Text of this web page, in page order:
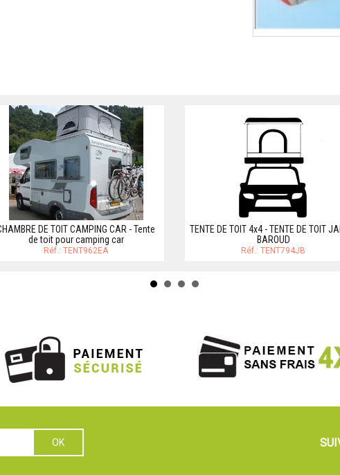
DE TOIT CAMPING CAR - Tente
de toit pour camping car
Réf.: TENT962EA
TENTE DE TOIT 4x4 - TENTE DE TOIT
BAROUD
Réf.: TENT794JB